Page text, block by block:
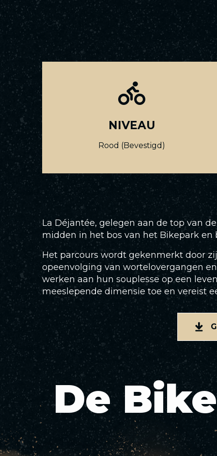
NIVEAU
Rood (Bevestigd)
La Déjantée, gelegen aan de top van
midden in het bos van het Bikepark en
Het parcours wordt gekenmerkt door
opeenvolging van wortelovergangen
werken aan hun souplesse op een
meeslepende dimensie toe en vereist
De